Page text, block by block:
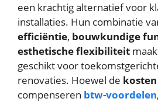
een krachtig alternatief voor
installaties. Hun combinatie
efficiëntie, bouwkundige
esthetische flexibiliteit
geschikt voor
renovaties. Hoewel de kosten
compenseren btw-voordelen,